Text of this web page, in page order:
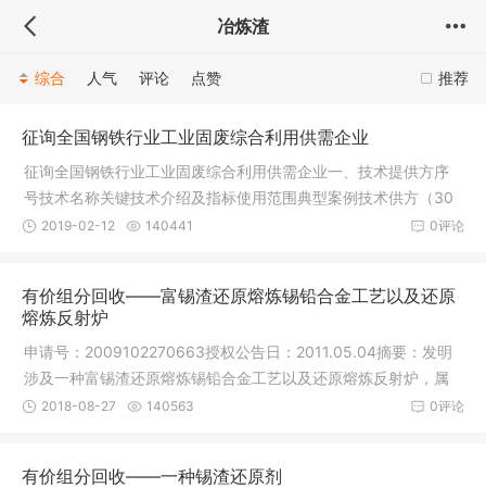
冶炼渣
推荐
综合 人气 评论 点赞
征询全国钢铁行业工业固废综合利用供需企业
征询全国钢铁行业工业固废综合利用供需企业一、技术提供方序
号技术名称关键技术介绍及指标使用范围典型案例技术供方（30
0字内）
0评论
2019-02-12 140441
有价组分回收——富锡渣还原熔炼锡铅合金工艺以及还原
熔炼反射炉
申请号：2009102270663授权公告日：2011.05.04摘要：发明
涉及一种富锡渣还原熔炼锡铅合金工艺以及还原熔炼反射炉，属
于锡铅合金
0评论
2018-08-27 140563
有价组分回收——一种锡渣还原剂